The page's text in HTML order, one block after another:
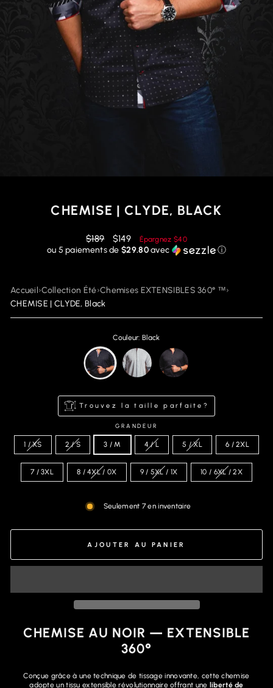
CHEMISE | CLYDE, BLACK
Prix
régulier
$189
Prix
réduit
$149 Épargnez $40
ou 5 paiements de$29.80avec ⓘ
Accueil›Collection Été›Chemises EXTENSIBLES 360° ™›
CHEMISE | CLYDE, Black
Couleur: Black
Trouvez la taille parfaite?
GRANDEUR
1 / XS 2 / S 3 / M 4 / L 5 / XL 6 / 2XL
7 / 3XL 8 / 4XL / 0X 9 / 5XL / 1X 10 / 6XL / 2X
Seulement 7 en inventaire
AJOUTER AU PANIER
CHEMISE AU NOIR — EXTENSIBLE
360°
Conçue grâce à une technique de tissage innovante, cette chemise
adopte un tissu extensible révolutionnaire offrant une liberté de